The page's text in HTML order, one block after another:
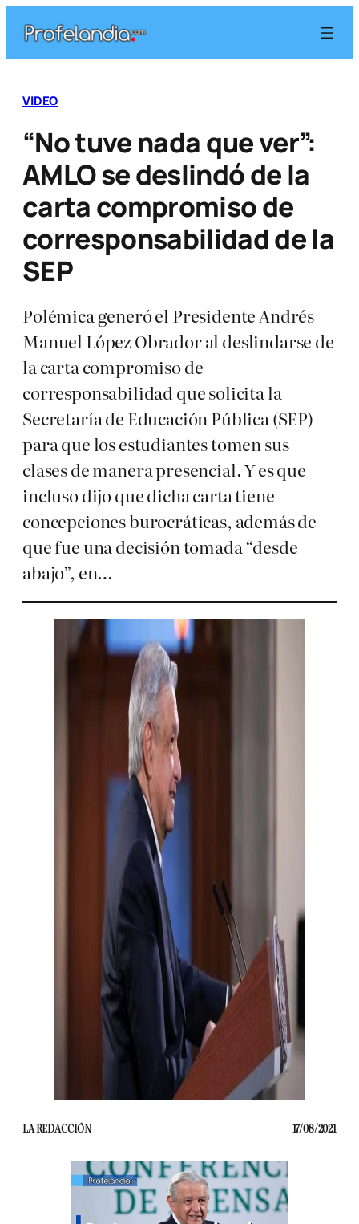
contenido
VIDEO
“No tuve nada que ver”:
AMLO se deslindó de la
carta compromiso de
corresponsabilidad de la
SEP
Polémica generó el Presidente Andrés
Manuel López Obrador al deslindarse de
la carta compromiso de
corresponsabilidad que solicita la
Secretaría de Educación Pública (SEP)
para que los estudiantes tomen sus
clases de manera presencial. Y es que
incluso dijo que dicha carta tiene
concepciones burocráticas, además de
que fue una decisión tomada “desde
abajo”, en…
LA REDACCIÓN 17/08/2021